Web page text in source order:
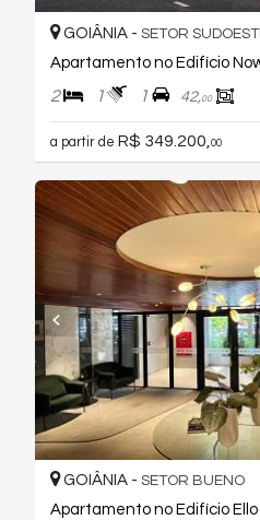
GOIÂNIA - SETOR
Apartamento no Edifício
2 1 1 42,00
a partir de R$ 349.200, 00
GOIÂNIA - SETOR BUENO
Apartamento no Edifício Ello